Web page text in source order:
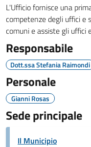
L'Ufficio fornisce una
competenze degli uffici e
comuni e assiste gli uffici
Responsabile
Dott.ssa Stefania Raimondi
Personale
Gianni Rosas
Sede principale
Il Municipio